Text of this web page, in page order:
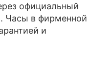
официальный
Часы в фирменной
и